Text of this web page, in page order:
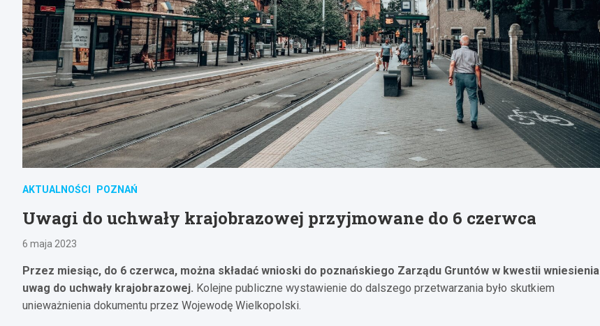
AKTUALNOŚCI POZNAŃ
Uwagi do uchwały krajobrazowej przyjmowane do 6 czerwca
6 maja 2023
Przez miesiąc, do 6 czerwca, można składać wnioski do poznańskiego Zarządu Gruntów w kwestii wniesienia
uwag do uchwały krajobrazowej. Kolejne publiczne wystawienie do dalszego przetwarzania było skutkiem
unieważnienia dokumentu przez Wojewodę Wielkopolski.